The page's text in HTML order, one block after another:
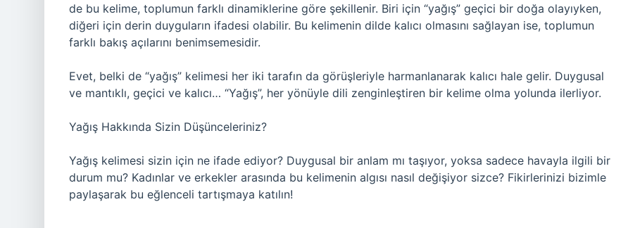
de bu kelime, toplumun farklı dinamiklerine göre şekillenir. Biri için “yağış” geçici bir doğa olayıyken,
diğeri için derin duyguların ifadesi olabilir. Bu kelimenin dilde kalıcı olmasını sağlayan ise, toplumun
farklı bakış açılarını benimsemesidir.
Evet, belki de “yağış” kelimesi her iki tarafın da görüşleriyle harmanlanarak kalıcı hale gelir. Duygusal
ve mantıklı, geçici ve kalıcı… “Yağış”, her yönüyle dili zenginleştiren bir kelime olma yolunda ilerliyor.
Yağış Hakkında Sizin Düşünceleriniz?
Yağış kelimesi sizin için ne ifade ediyor? Duygusal bir anlam mı taşıyor, yoksa sadece havayla ilgili bir
durum mu? Kadınlar ve erkekler arasında bu kelimenin algısı nasıl değişiyor sizce? Fikirlerinizi bizimle
paylaşarak bu eğlenceli tartışmaya katılın!